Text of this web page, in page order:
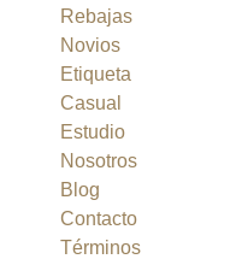
Rebajas
Novios
Etiqueta
Casual
Estudio
Nosotros
Blog
Contacto
Términos